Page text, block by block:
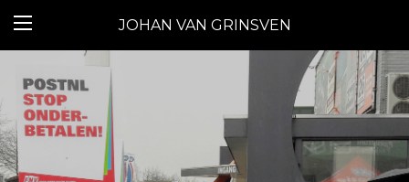
JOHAN VAN GRINSVEN